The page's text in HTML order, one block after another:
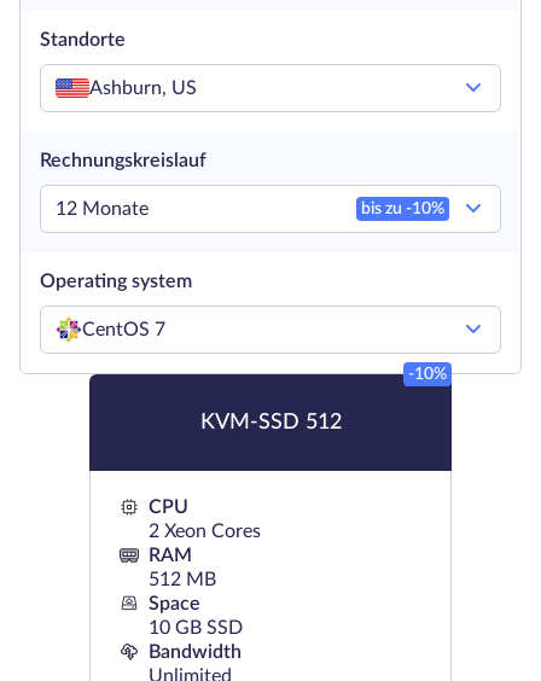
Standorte
Ashburn, US
Rechnungskreislauf
12 Monate bis zu -10%
Operating system
CentOS 7
KVM-SSD 512
-10%
CPU
2 Xeon Cores
RAM
512 MB
Space
10 GB SSD
Bandwidth
Unlimited